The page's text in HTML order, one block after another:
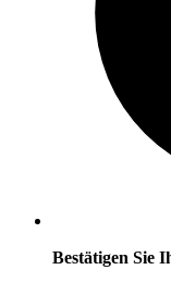
Bestätigen Sie